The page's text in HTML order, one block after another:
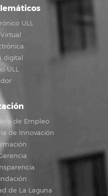
ULL
digital
ULL
de Empleo
de Innovación
de La Laguna